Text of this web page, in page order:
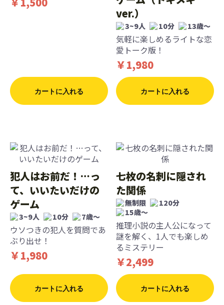
カートに入れる
ver.）
3~9人 10分 13歳〜
気軽に楽しめるライトな恋
愛トーク版！
￥1,980
カートに入れる
犯人はお前だ！…っ
て、いいたいだけの
ゲーム
3~9人 10分 7歳〜
ウソつきの犯人を質問であ
ぶり出せ！
￥1,980
カートに入れる
七枚の名刺に隠され
た関係
無制限
120分
15歳〜
推理小説の主人公になって
謎を解く、1人でも楽しめ
るミステリー
￥2,499
カートに入れる